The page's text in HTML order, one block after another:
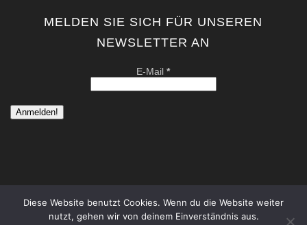
MELDEN SIE SICH FÜR UNSEREN
NEWSLETTER AN
E-Mail*
copyright by kati von schwerin | contemporary artist berlin . all
Diese Website benutzt Cookies. Wenn du die Website weiter
nutzt, gehen wir von deinem Einverständnis aus.